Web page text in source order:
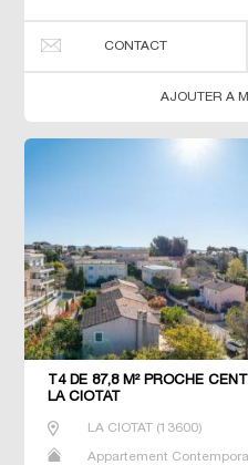
CONTACT
AJOUTER A
T4 DE 87,8 M² PROCHE
LA CIOTAT
LA CIOTAT (13600)
Appartement